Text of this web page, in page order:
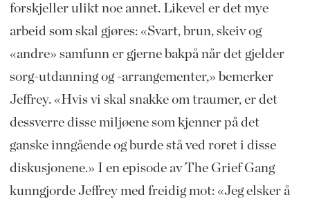
forskjeller ulikt noe annet. Likevel er det mye
arbeid som skal gjøres: «Svart, brun, skeiv og
«andre» samfunn er gjerne bakpå når det gjelder
sorg-utdanning og -arrangementer,» bemerker
Jeffrey. «Hvis vi skal snakke om traumer, er det
dessverre disse miljøene som kjenner på det
ganske inngående og burde stå ved roret i disse
diskusjonene.» I en episode av The Grief Gang
kunngjorde Jeffrey med freidig mot: «Jeg elsker å